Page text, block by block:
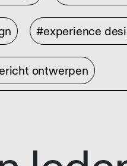
#experience
ontwerpen